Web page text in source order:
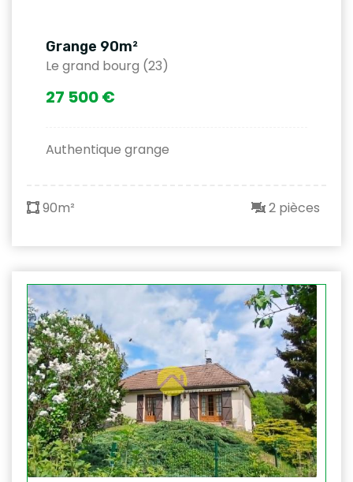
Grange 90m²
Le grand bourg (23)
27 500 €
Authentique grange
90m² 2 pièces